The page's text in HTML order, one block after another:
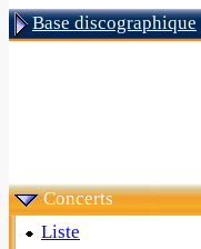
Base discographique
Concerts
Liste